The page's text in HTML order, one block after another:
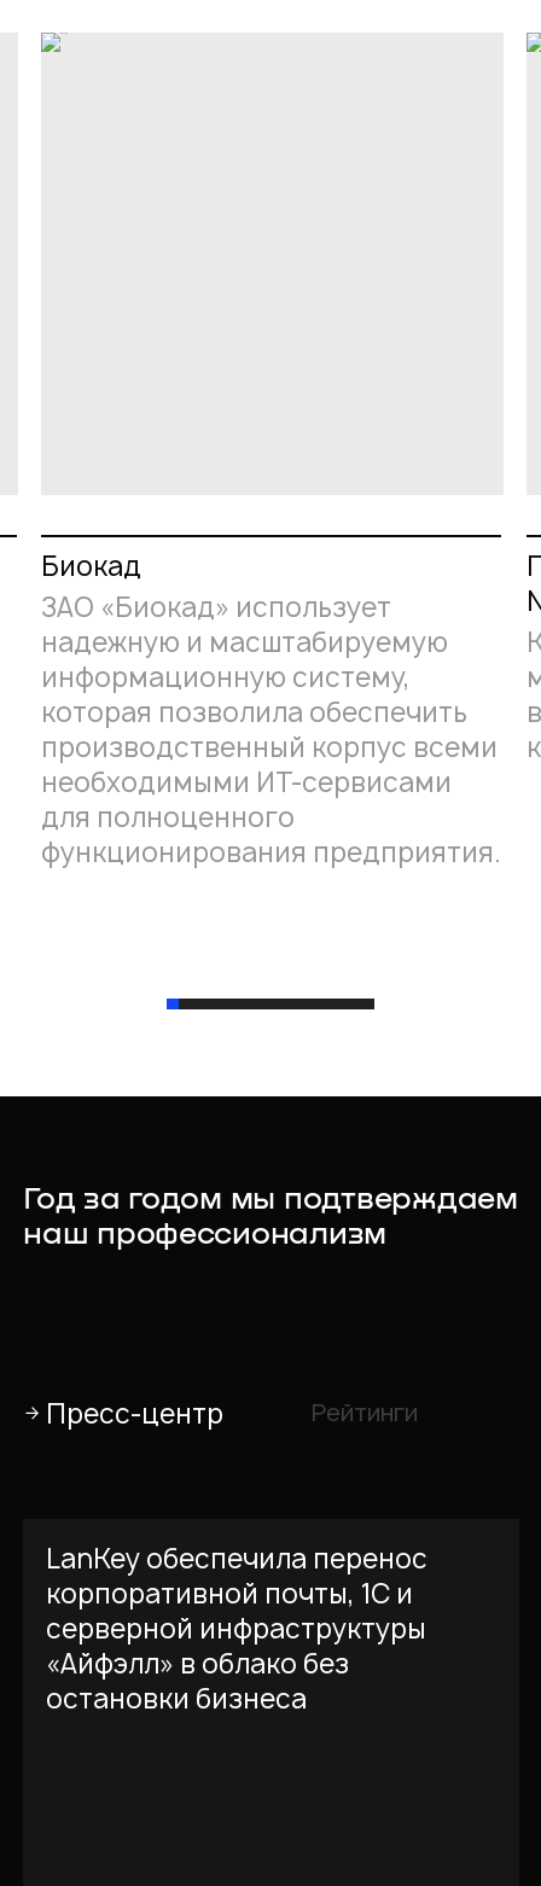
Биокад
ЗАО «Биокад» использует
надежную и масштабируемую
информационную систему,
которая позволила обеспечить
производственный корпус всеми
необходимыми ИТ-сервисами
для полноценного
функционирования предприятия.
Рейтинги
Год за годом мы подтверждаем
наш профессионализм
Пресс-центр
LanKey обеспечила перенос
корпоративной почты, 1С и
серверной инфраструктуры
«Айфэлл» в облако без
остановки бизнеса